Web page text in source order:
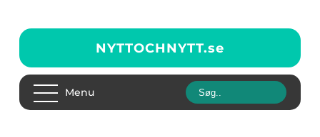
NYTTOCHNYTT.se
Menu